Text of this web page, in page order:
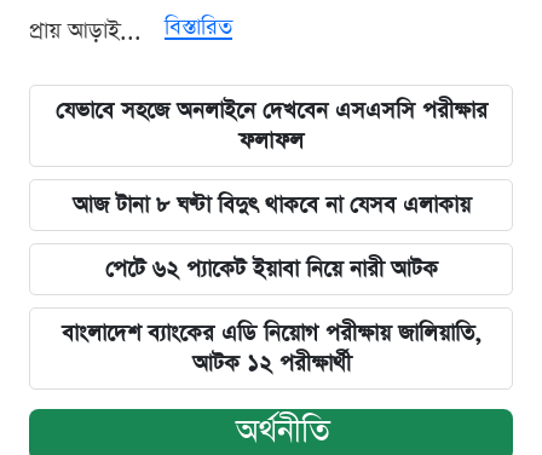
প্রায় আড়াই...
বিস্তারিত
যেভাবে সহজে অনলাইনে দেখবেন এসএসসি পরীক্ষার
ফলাফল
আজ টানা ৮ ঘণ্টা বিদুৎ থাকবে না যেসব এলাকায়
পেটে ৬২ প্যাকেট ইয়াবা নিয়ে নারী আটক
বাংলাদেশ ব্যাংকের এডি নিয়োগ পরীক্ষায় জালিয়াতি,
আটক ১২ পরীক্ষার্থী
অর্থনীতি